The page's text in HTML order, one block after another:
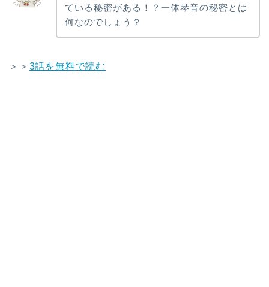
ている秘密がある！？一体琴音の秘密とは
何なのでしょう？
＞＞ 3話を無料で読む